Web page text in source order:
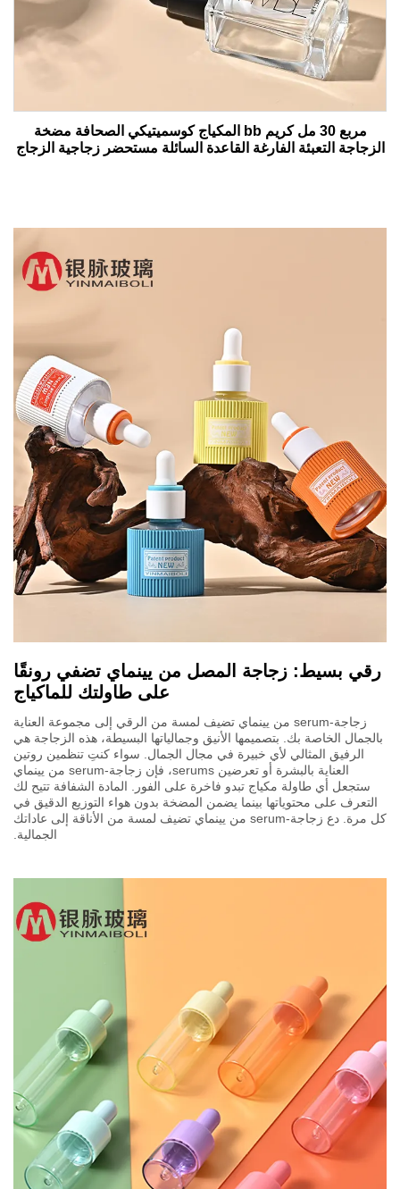
مربع 30 مل كريم bb المكياج كوسميتيكي الصحافة مضخة
الزجاجة التعبئة الفارغة القاعدة السائلة مستحضر زجاجية الزجاج
رقي بسيط: زجاجة المصل من يينماي تضفي رونقًا
على طاولتك للماكياج
زجاجة-serum من يينماي تضيف لمسة من الرقي إلى مجموعة العناية
بالجمال الخاصة بك. بتصميمها الأنيق وجمالياتها البسيطة، هذه الزجاجة هي
الرفيق المثالي لأي خبيرة في مجال الجمال. سواء كنتِ تنظمين روتين
العناية بالبشرة أو تعرضين serums، فإن زجاجة-serum من يينماي
ستجعل أي طاولة مكياج تبدو فاخرة على الفور. المادة الشفافة تتيح لك
التعرف على محتوياتها بينما يضمن المضخة بدون هواء التوزيع الدقيق في
كل مرة. دع زجاجة-serum من يينماي تضيف لمسة من الأناقة إلى عاداتك
الجمالية.